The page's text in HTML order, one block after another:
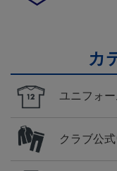
カ
ユニフォー
クラブ公